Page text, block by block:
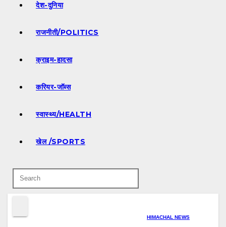
देश-दुनिया
राजनीती/POLITICS
क्राइम-हादसा
करियर-जॉब्स
स्वास्थ्य/HEALTH
खेल /SPORTS
HIMACHAL NEWS